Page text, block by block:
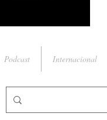
Podcast Internacional